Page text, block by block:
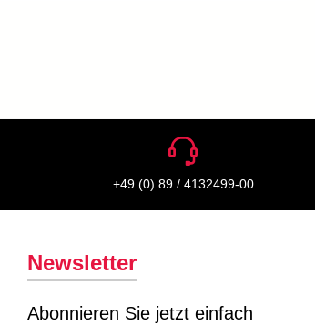
+49 (0) 89 / 4132499-00
Newsletter
Abonnieren Sie jetzt einfach